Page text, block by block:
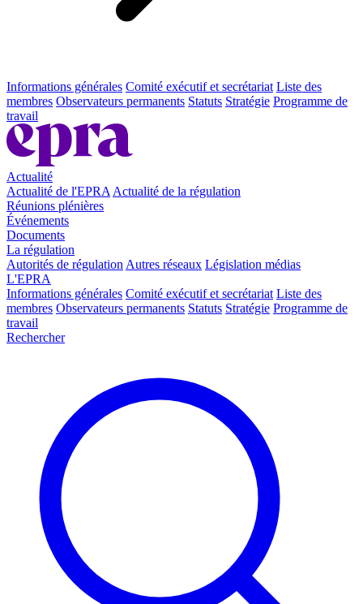
Informations générales Comité exécutif et secrétariat Liste des
membres Observateurs permanents Statuts Stratégie Programme de
travail
Actualité
Actualité de l'EPRA Actualité de la régulation
Réunions plénières
Événements
Documents
La régulation
Autorités de régulation Autres réseaux Législation médias
L'EPRA
Informations générales Comité exécutif et secrétariat Liste des
membres Observateurs permanents Statuts Stratégie Programme de
travail
Rechercher